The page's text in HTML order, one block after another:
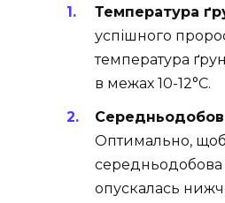
Температура
успішного
температура
в межах 10-12°C.
Оптимально, щоб
середньодобова
опускалась